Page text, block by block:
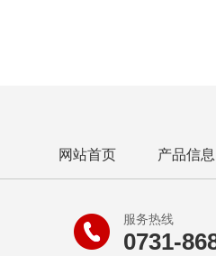
网站首页 产品信息
服务热线
0731-